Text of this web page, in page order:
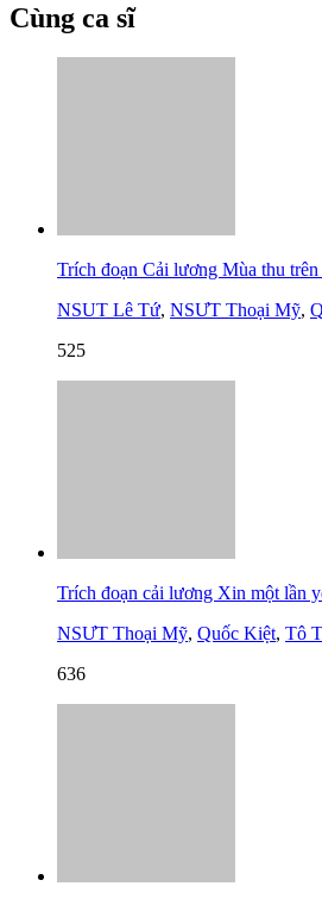
Cùng ca sĩ
Trích đoạn Cải lương Mùa thu
NSUT Lê Tứ, NSƯT Thoại Mỹ,
525
Trích đoạn cải lương Xin một lần
NSƯT Thoại Mỹ, Quốc Kiệt, Tô
636